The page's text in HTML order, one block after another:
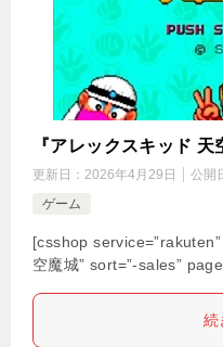
『アレックスキッド 天
更新日： 2026年4月29日 公開
ゲーム
[csshop
空魔城” sort=”-sales”
続